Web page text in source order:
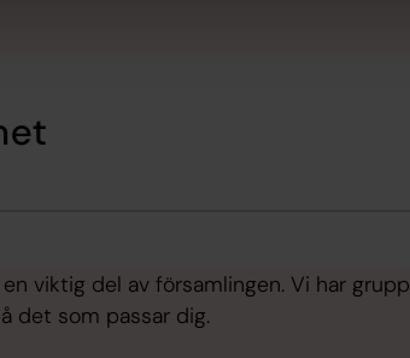
viktig del av församlingen. Vi har
det som passar dig.